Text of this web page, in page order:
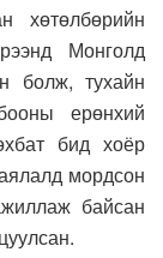
хөтөлбөрийн
Монголд
болж, тухайн
ерөнхий
бид хоёр
мордсон
байсан